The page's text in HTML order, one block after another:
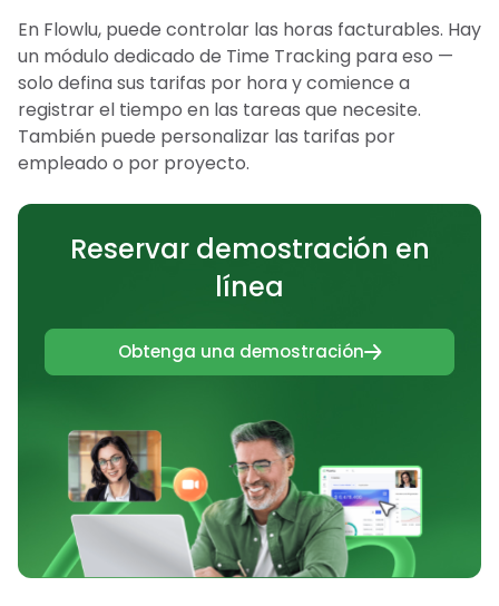
En Flowlu, puede controlar las horas facturables. Hay
un módulo dedicado de Time Tracking para eso —
solo defina sus tarifas por hora y comience a
registrar el tiempo en las tareas que necesite.
También puede personalizar las tarifas por
empleado o por proyecto.
Reservar demostración en
línea
Obtenga una demostración